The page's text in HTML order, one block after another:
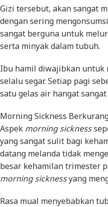
Gizi tersebut, akan sangat
dengan sering
sangat berguna untuk
serta minyak dalam tubuh.
Ibu hamil diwajibkan untuk
selalu segar. Setiap pagi
satu gelas air hangat
Morning Sickness
Aspek morning sickness
yang sangat sulit bagi
datang melanda tidak
besar kehamilan trimester
morning sicknessyang
Rasa mual menyebabkan